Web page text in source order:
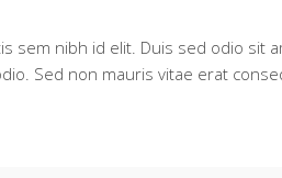
sem nibh id elit. Duis sed odio sit
Sed non mauris vitae erat